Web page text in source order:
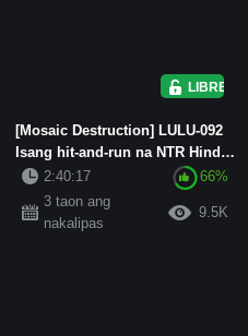
LIBRE
[Mosaic Destruction] LULU-092
Isang hit-and-run na NTR Hindi
niya tinanggap ang mg...
2:40:17
66%
3 taon ang
nakalipas
9.5K